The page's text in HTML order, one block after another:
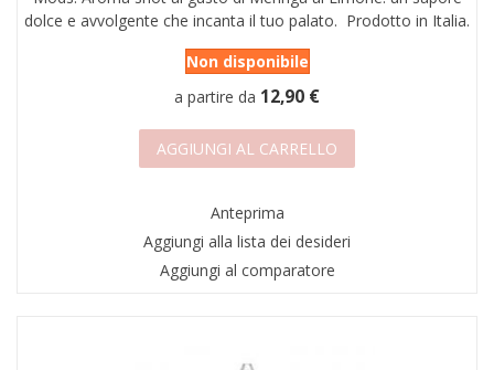
dolce e avvolgente che incanta il tuo palato. Prodotto in Italia.
Non disponibile
a partire da 12,90 €
AGGIUNGI AL CARRELLO
Anteprima
Aggiungi alla lista dei desideri
Aggiungi al comparatore